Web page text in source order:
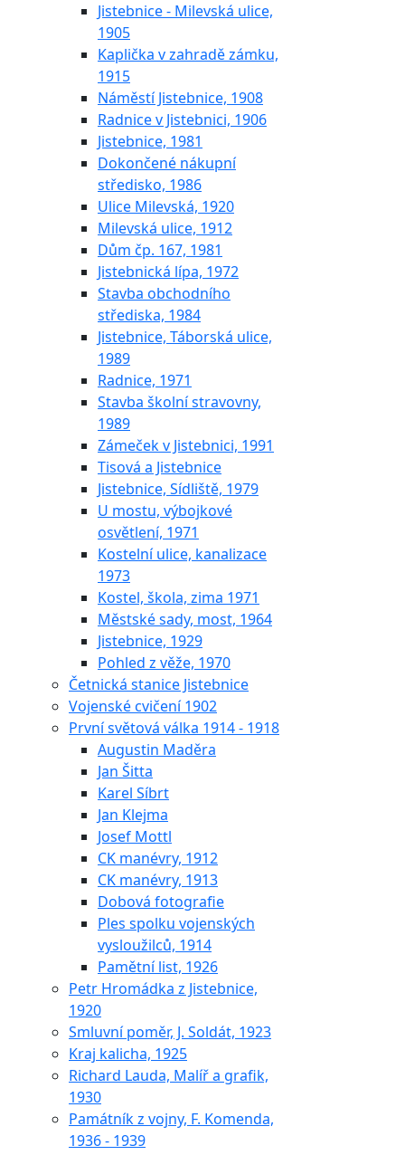
Jistebnice - Milevská ulice,
1905
Kaplička v zahradě zámku,
1915
Náměstí Jistebnice, 1908
Radnice v Jistebnici, 1906
Jistebnice, 1981
Dokončené nákupní
středisko, 1986
Ulice Milevská, 1920
Milevská ulice, 1912
Dům čp. 167, 1981
Jistebnická lípa, 1972
Stavba obchodního
střediska, 1984
Jistebnice, Táborská ulice,
1989
Radnice, 1971
Stavba školní stravovny,
1989
Zámeček v Jistebnici, 1991
Tisová a Jistebnice
Jistebnice, Sídliště, 1979
U mostu, výbojkové
osvětlení, 1971
Kostelní ulice, kanalizace
1973
Kostel, škola, zima 1971
Městské sady, most, 1964
Jistebnice, 1929
Pohled z věže, 1970
Četnická stanice Jistebnice
Vojenské cvičení 1902
První světová válka 1914 - 1918
Augustin Maděra
Jan Šitta
Karel Síbrt
Jan Klejma
Josef Mottl
CK manévry, 1912
CK manévry, 1913
Dobová fotografie
Ples spolku vojenských
vysloužilců, 1914
Pamětní list, 1926
Petr Hromádka z Jistebnice,
1920
Smluvní poměr, J. Soldát, 1923
Kraj kalicha, 1925
Richard Lauda, Malíř a grafik,
1930
Památník z vojny, F. Komenda,
1936 - 1939